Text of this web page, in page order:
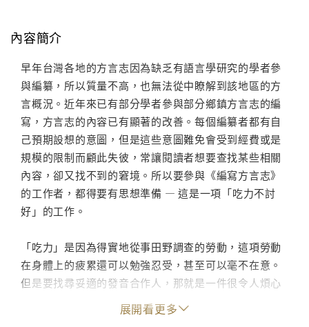
內容簡介
早年台灣各地的方言志因為缺乏有語言學研究的學者參
與編纂，所以質量不高，也無法從中瞭解到該地區的方
言概況。近年來已有部分學者參與部分鄉鎮方言志的編
寫，方言志的內容已有顯著的改善。每個編纂者都有自
己預期設想的意圖，但是這些意圖難免會受到經費或是
規模的限制而顧此失彼，常讓閱讀者想要查找某些相關
內容，卻又找不到的窘境。所以要參與《編寫方言志》
的工作者，都得要有思想準備 — 這是一項「吃力不討
好」的工作。
「吃力」是因為得實地從事田野調查的勞動，這項勞動
在身體上的疲累還可以勉強忍受，甚至可以毫不在意。
但是要找尋妥適的發音合作人，那就是一件很令人煩心
的事。因為目前的社會型態，讓人與人之間的相處變得
非常的緊張，不容易取得他人的信賴，在沒有完全充分
展開看更多